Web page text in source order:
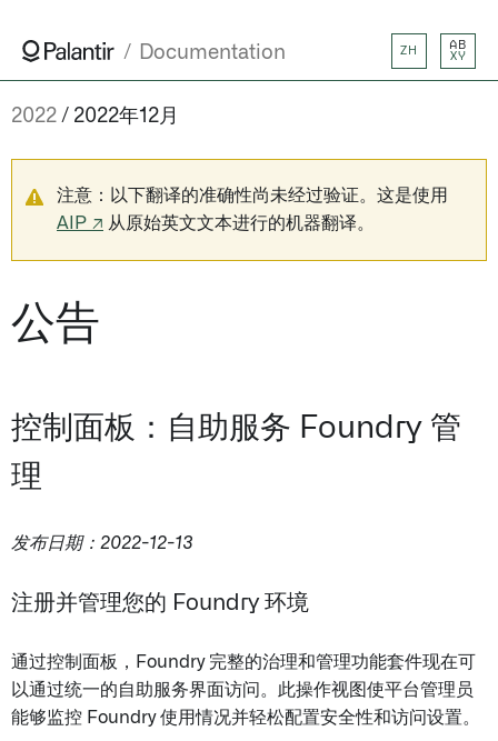
Documentation ZH
AB
XY
2022 2022年12月
注意：以下翻译的准确性尚未经过验证。这是使用
AIP ↗ 从原始英文文本进行的机器翻译。
公告
控制面板：自助服务 Foundry 管
理
发布日期：2022-12-13
注册并管理您的 Foundry 环境
通过控制面板，Foundry 完整的治理和管理功能套件现在可
以通过统一的自助服务界面访问。此操作视图使平台管理员
能够监控 Foundry 使用情况并轻松配置安全性和访问设置。